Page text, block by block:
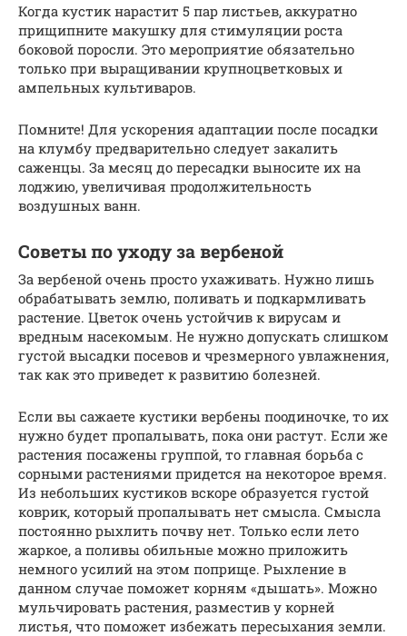
Когда кустик нарастит 5 пар листьев, аккуратно
прищипните макушку для стимуляции роста
боковой поросли. Это мероприятие обязательно
только при выращивании крупноцветковых и
ампельных культиваров.
Помните! Для ускорения адаптации после посадки
на клумбу предварительно следует закалить
саженцы. За месяц до пересадки выносите их на
лоджию, увеличивая продолжительность
воздушных ванн.
Советы по уходу за вербеной
За вербеной очень просто ухаживать. Нужно лишь
обрабатывать землю, поливать и подкармливать
растение. Цветок очень устойчив к вирусам и
вредным насекомым. Не нужно допускать слишком
густой высадки посевов и чрезмерного увлажнения,
так как это приведет к развитию болезней.
Если вы сажаете кустики вербены поодиночке, то их
нужно будет пропалывать, пока они растут. Если же
растения посажены группой, то главная борьба с
сорными растениями придется на некоторое время.
Из небольших кустиков вскоре образуется густой
коврик, который пропалывать нет смысла. Смысла
постоянно рыхлить почву нет. Только если лето
жаркое, а поливы обильные можно приложить
немного усилий на этом поприще. Рыхление в
данном случае поможет корням «дышать». Можно
мульчировать растения, разместив у корней
листья, что поможет избежать пересыхания земли.